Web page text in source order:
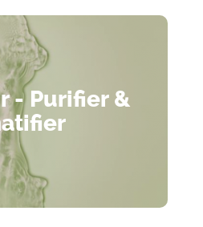
- Purifier &